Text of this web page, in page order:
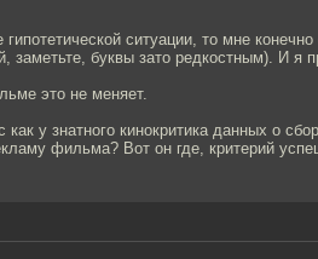
ситуации, то мне
заметьте, буквы зато редкостным). И я
это не меняет.
как у знатного кинокритика данных о
фильма? Вот он где, критерий